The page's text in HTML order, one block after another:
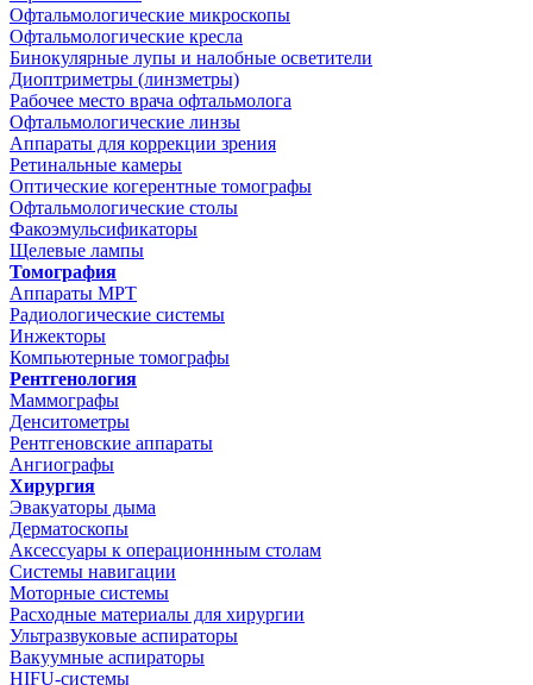
Офтальмологические микроскопы
Офтальмологические кресла
Бинокулярные лупы и налобные осветители
Диоптриметры (линзметры)
Рабочее место врача офтальмолога
Офтальмологические линзы
Аппараты для коррекции зрения
Ретинальные камеры
Оптические когерентные томографы
Офтальмологические столы
Факоэмульсификаторы
Щелевые лампы
Томография
Аппараты МРТ
Радиологические системы
Инжекторы
Компьютерные томографы
Рентгенология
Маммографы
Денситометры
Рентгеновские аппараты
Ангиографы
Хирургия
Эвакуаторы дыма
Дерматоскопы
Аксессуары к операционнным столам
Системы навигации
Моторные системы
Расходные материалы для хирургии
Ультразвуковые аспираторы
Вакуумные аспираторы
HIFU-системы